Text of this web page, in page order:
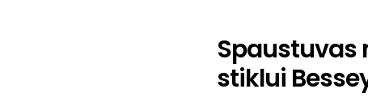
Spaustuvas
stiklui